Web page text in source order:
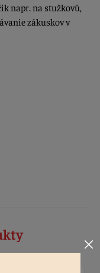
napr. na stužkovú,
zákuskov v